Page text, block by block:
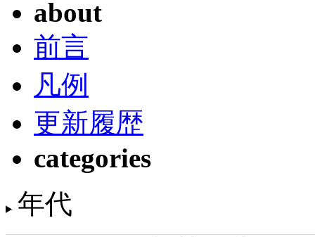
about
前言
凡例
更新履歴
categories
年代